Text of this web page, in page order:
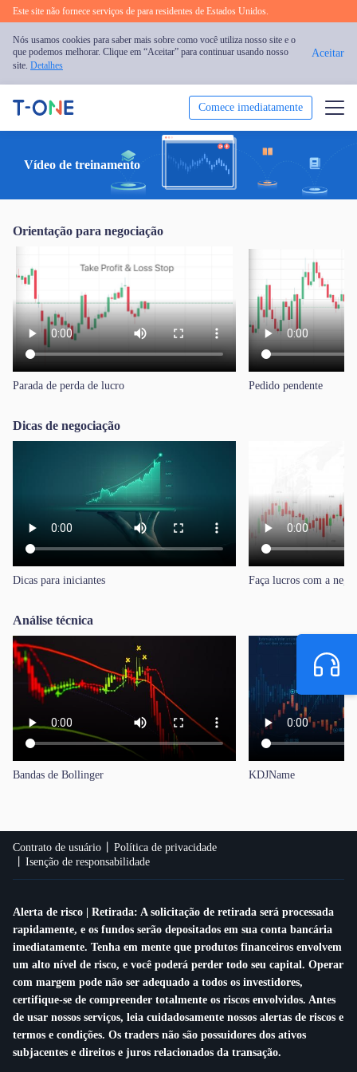
Este site não fornece serviços de para residentes de Estados Unidos.
Nós usamos cookies para saber mais sobre como você utiliza nosso site e o
que podemos melhorar. Clique em “Aceitar” para continuar usando nosso
site. Detalhes
Aceitar
Comece imediatamente
Educação
Promoção
Sobre nós
Português
Vídeo de treinamento
Orientação para negociação
Parada de perda de lucro Pedido pendente
Dicas de negociação
Dicas para iniciantes Faça lucros com a
Análise técnica
Bandas de Bollinger KDJName
Contrato de usuário
Política de privacidade
Isenção de responsabilidade
Alerta de risco | Retirada: A solicitação de retirada será processada
rapidamente, e os fundos serão depositados em sua conta bancária
imediatamente. Tenha em mente que produtos financeiros envolvem
um alto nível de risco, e você poderá perder todo seu capital. Operar
com margem pode não ser adequado a todos os investidores,
certifique-se de compreender totalmente os riscos envolvidos. Antes
de usar nossos serviços, leia cuidadosamente nossos alertas de riscos e
termos e condições. Os traders não são possuidores dos ativos
subjacentes e direitos e juros relacionados da transação.